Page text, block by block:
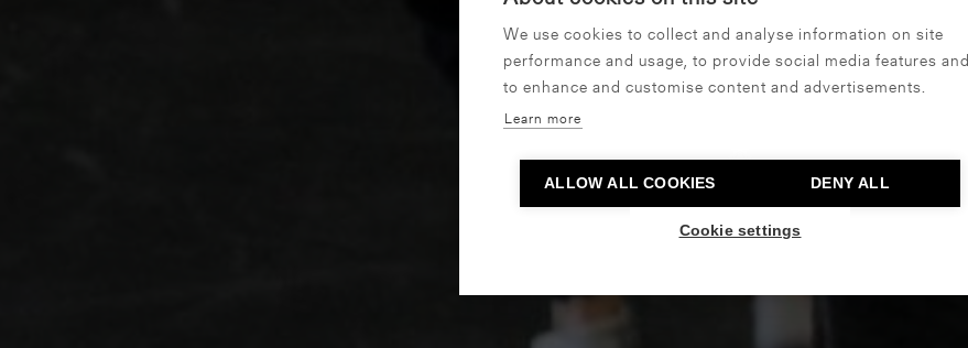
We use cookies to collect and analyse information on site
performance and usage, to provide social media features and
to enhance and customise content and advertisements.
Learn more
ALLOW ALL COOKIES DENY ALL
Cookie settings